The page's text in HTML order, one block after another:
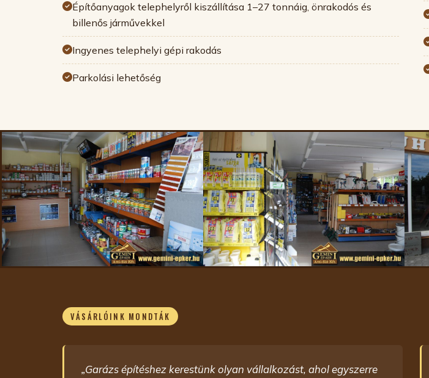
Építőanyagok telephelyről kiszállítása 1–27 tonnáig, önrakodós és
billenős járművekkel
Ingyenes telephelyi gépi rakodás
Parkolási lehetőség
VÁSÁRLÓINK MONDTÁK
„Garázs építéshez kerestünk olyan vállalkozást, ahol egyszerre